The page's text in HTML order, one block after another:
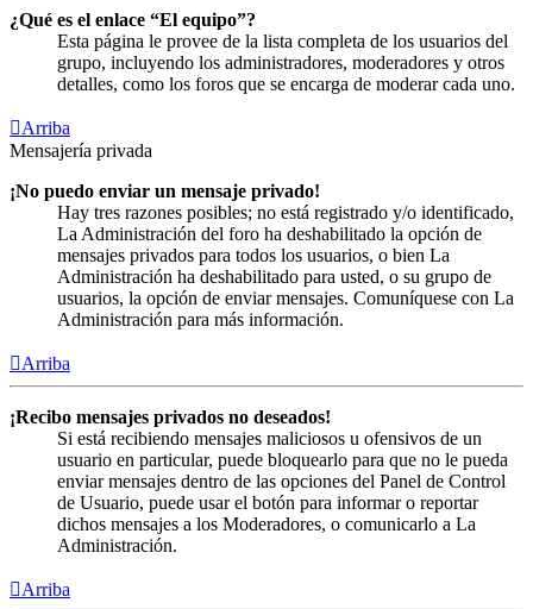
¿Qué es el enlace “El equipo”?
Esta página le provee de la lista completa de los usuarios del
grupo, incluyendo los administradores, moderadores y otros
detalles, como los foros que se encarga de moderar cada uno.
Arriba
Mensajería privada
¡No puedo enviar un mensaje privado!
Hay tres razones posibles; no está registrado y/o identificado,
La Administración del foro ha deshabilitado la opción de
mensajes privados para todos los usuarios, o bien La
Administración ha deshabilitado para usted, o su grupo de
usuarios, la opción de enviar mensajes. Comuníquese con La
Administración para más información.
Arriba
¡Recibo mensajes privados no deseados!
Si está recibiendo mensajes maliciosos u ofensivos de un
usuario en particular, puede bloquearlo para que no le pueda
enviar mensajes dentro de las opciones del Panel de Control
de Usuario, puede usar el botón para informar o reportar
dichos mensajes a los Moderadores, o comunicarlo a La
Administración.
Arriba